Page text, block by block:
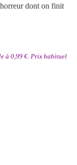
dont on finit
à 0,99 €. Prix habituel